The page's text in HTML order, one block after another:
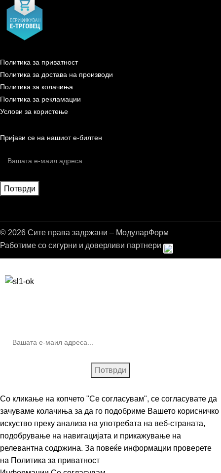
Политика за приватност
Политика за достава на производи
Политика за колачиња
Политика за рекламации
Услови за користење
Пријави се на нашиот е-билтен
© 2026 Сите права задржани – МодуларФорм
Работиме со сигурни и доверливи партнери
Со кликање на копчето "Се согласувам", се согласувате да
зачуваме колачиња за да го подобриме Вашето корисничко
искуство преку анализа на употребата на веб-страната,
подобрување на навигацијата и прикажување на
релевантна содржина. За повеќе информации проверете
на Политика за приватност